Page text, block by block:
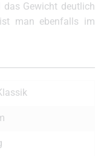
Gewicht deutlich
man ebenfalls im